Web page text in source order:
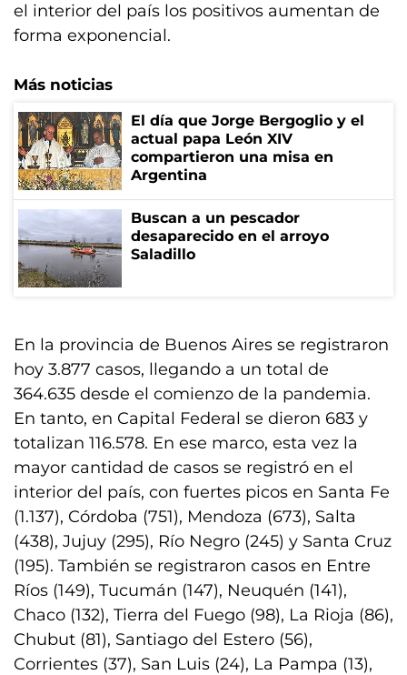
el interior del país los positivos aumentan de
forma exponencial.
Más noticias
El día que Jorge Bergoglio y el
actual papa León XIV
compartieron una misa en
Argentina
Buscan a un pescador
desaparecido en el arroyo
Saladillo
En la provincia de Buenos Aires se registraron
hoy 3.877 casos, llegando a un total de
364.635 desde el comienzo de la pandemia.
En tanto, en Capital Federal se dieron 683 y
totalizan 116.578. En ese marco, esta vez la
mayor cantidad de casos se registró en el
interior del país, con fuertes picos en Santa Fe
(1.137), Córdoba (751), Mendoza (673), Salta
(438), Jujuy (295), Río Negro (245) y Santa Cruz
(195). También se registraron casos en Entre
Ríos (149), Tucumán (147), Neuquén (141),
Chaco (132), Tierra del Fuego (98), La Rioja (86),
Chubut (81), Santiago del Estero (56),
Corrientes (37), San Luis (24), La Pampa (13),